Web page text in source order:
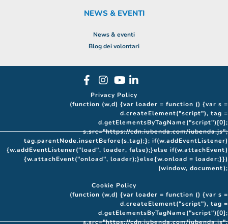
NEWS & EVENTI
News & eventi
Blog dei volontari
Privacy Policy
(function (w,d) {var loader = function () {var s =
d.createElement("script"), tag =
d.getElementsByTagName("script")[0];
s.src="https://cdn.iubenda.com/iubenda.js";
tag.parentNode.insertBefore(s,tag);}; if(w.addEventListener)
{w.addEventListener("load", loader, false);}else if(w.attachEvent)
{w.attachEvent("onload", loader);}else{w.onload = loader;}})
(window, document);
Cookie Policy
(function (w,d) {var loader = function () {var s =
d.createElement("script"), tag =
d.getElementsByTagName("script")[0];
s.src="https://cdn.iubenda.com/iubenda.js";